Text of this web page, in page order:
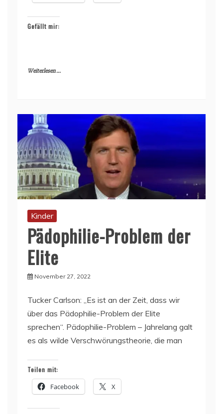
Gefällt mir:
Weiterlesen ...
Kinder
Pädophilie-Problem der
Elite
November 27, 2022
Tucker Carlson: „Es ist an der Zeit, dass wir
über das Pädophilie-Problem der Elite
sprechen“. Pädophilie-Problem – Jahrelang galt
es als wilde Verschwörungstheorie, die man
Teilen mit:
Facebook X